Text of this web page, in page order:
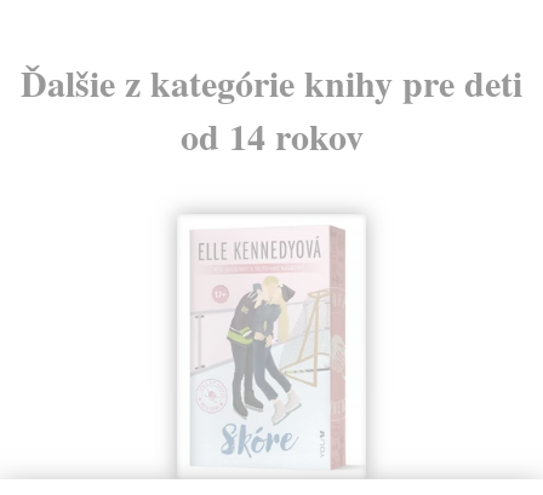
Ďalšie z kategórie knihy pre deti
od 14 rokov